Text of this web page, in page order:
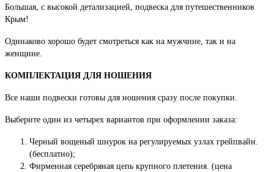
Большая, с высокой детализацией, подвеска для путешественников
Крым!
Одинаково хорошо будет смотреться как на мужчине, так и на
женщине.
КОМПЛЕКТАЦИЯ ДЛЯ НОШЕНИЯ
Все наши подвески готовы для ношения сразу после покупки.
Выберите один из четырех вариантов при оформлении заказа:
Черный вощеный шнурок на регулируемых узлах грейпвайн.
(бесплатно);
Фирменная серебряная цепь крупного плетения. (цена